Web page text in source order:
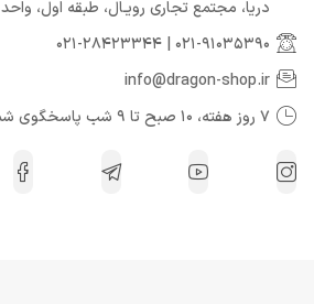
دريا، مجتمع تجارى رويـال، طبقه اول، واحد 110 فروشگاه دراگون شاپ
021-91035390
021-28423344
info@dragon-shop.ir
7 روز هفته، 10 صبح تا 9 شب پاسخگوی شما عزیزان هستیم.